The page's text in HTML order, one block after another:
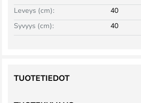
Leveys (cm): 40
Syvyys (cm): 40
TUOTETIEDOT